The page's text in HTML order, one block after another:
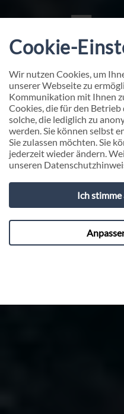
Cookie-
Wir nutzen Cookies, um
unserer Webseite zu
Kommunikation mit Ihnen
Cookies, die für den
solche, die lediglich zu
werden. Sie können selbst
Sie zulassen möchten. Sie
jederzeit wieder ändern.
unseren
Ich stimme